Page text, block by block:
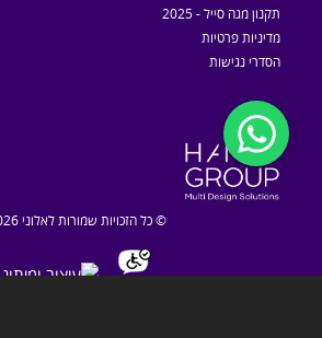
תקנון מגה סייל - 2025
מדיניות פרטיות
הסדרי נגישות
© כל הזכויות שמורות לאלוני 2026